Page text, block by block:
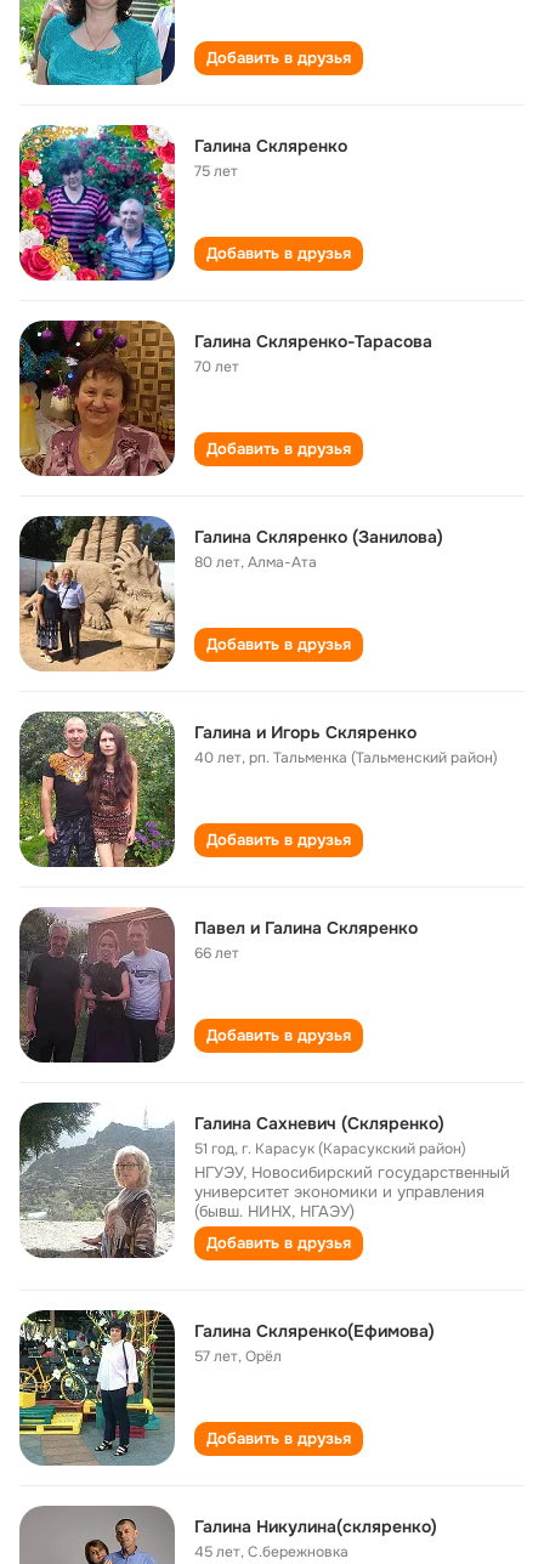
Добавить в друзья
Галина Скляренко
75 лет
Добавить в друзья
Галина Скляренко-Тарасова
70 лет
Добавить в друзья
Галина Скляренко (Занилова)
80 лет,Алма-Ата
Добавить в друзья
Галина и Игорь Скляренко
40 лет,рп. Тальменка (Тальменский район)
Добавить в друзья
Павел и Галина Скляренко
66 лет
Добавить в друзья
Галина Сахневич (Скляренко)
51 год,г. Карасук (Карасукский район)
НГУЭУ, Новосибирский государственный
университет экономики и управления
(бывш. НИНХ, НГАЭУ)
Добавить в друзья
Галина Скляренко(Ефимова)
57 лет,Орёл
Добавить в друзья
Галина Никулина(скляренко)
45 лет,С.бережновка